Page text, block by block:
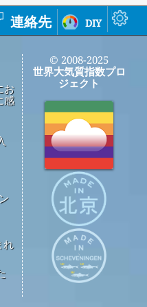
連絡先 diy
お
感
れ
© 2008-2025
世界大気質指数プロ
ジェクト